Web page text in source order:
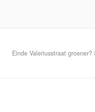
Einde Valeriusstraat groener?